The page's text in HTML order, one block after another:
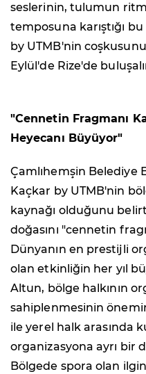
seslerinin, tulumun
temposuna karıştığı
by UTMB'nin
Eylül'de Rize'de
"Cennetin Fragmanı
Heyecanı Büyüyor"
Çamlıhemşin Belediye
Kaçkar by UTMB'nin
kaynağı olduğunu
doğasını "cennetin
Dünyanın en prestijli
olan etkinliğin her yıl
Altun, bölge halkının
sahiplenmesinin
ile yerel halk arasında
organizasyona ayrı bir
Bölgede spora olan